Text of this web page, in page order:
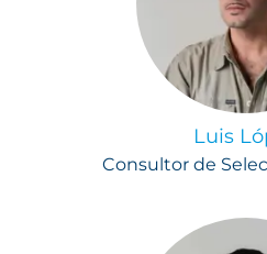
Luis
Consultor de